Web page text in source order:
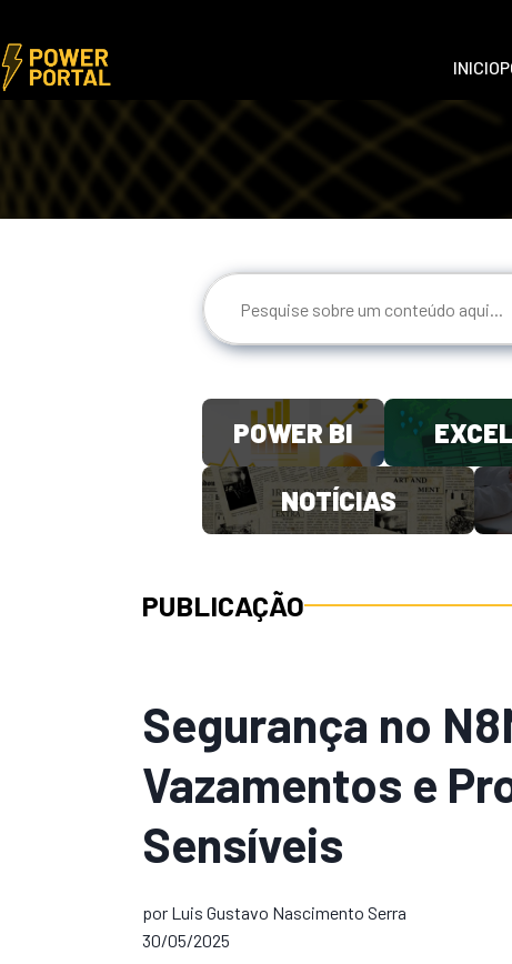
INICIO
POWER BI
NOTÍCIAS
PUBLICAÇÃO
Segurança no
Vazamentos e
Sensíveis
por Luis Gustavo Nascimento Serra
30/05/2025